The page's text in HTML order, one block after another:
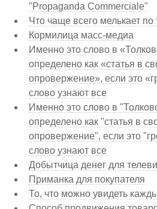
"Propaganda Commerciale"
Что чаще всего мелькает по
Кормилица масс-медиа
Именно это слово в
определено как «статья в
опровержение», если это
слово узнают все
Именно это слово в
определено как "статья в
опровержение", если это
слово узнают все
Добытчица денег для
Приманка для покупателя
То, что можно увидеть